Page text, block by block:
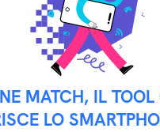
MATCH, IL TOOL
LO